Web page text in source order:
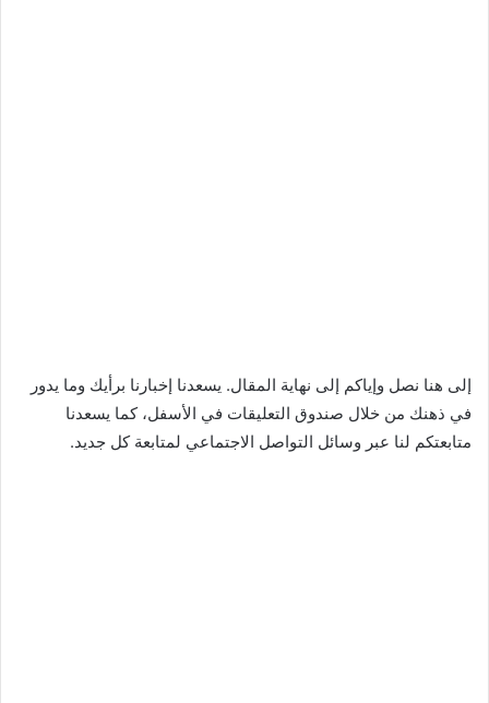
إلى هنا نصل وإياكم إلى نهاية المقال. يسعدنا إخبارنا برأيك وما يدور
في ذهنك من خلال صندوق التعليقات في الأسفل، كما يسعدنا
متابعتكم لنا عبر وسائل التواصل الاجتماعي لمتابعة كل جديد.